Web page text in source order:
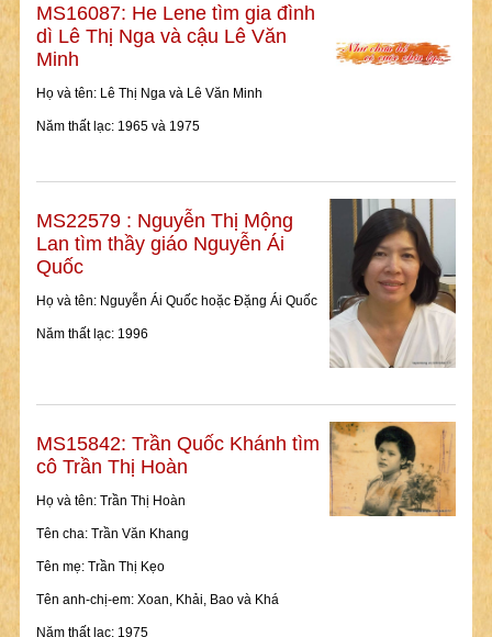
MS16087: He Lene tìm gia đình
dì Lê Thị Nga và cậu Lê Văn
Minh
Họ và tên: Lê Thị Nga và Lê Văn Minh
Năm thất lạc: 1965 và 1975
MS22579 : Nguyễn Thị Mộng
Lan tìm thầy giáo Nguyễn Ái
Quốc
Họ và tên: Nguyễn Ái Quốc hoặc Đặng Ái Quốc
Năm thất lạc: 1996
MS15842: Trần Quốc Khánh tìm
cô Trần Thị Hoàn
Họ và tên: Trần Thị Hoàn
Tên cha: Trần Văn Khang
Tên mẹ: Trần Thị Kẹo
Tên anh-chị-em: Xoan, Khải, Bao và Khá
Năm thất lạc: 1975